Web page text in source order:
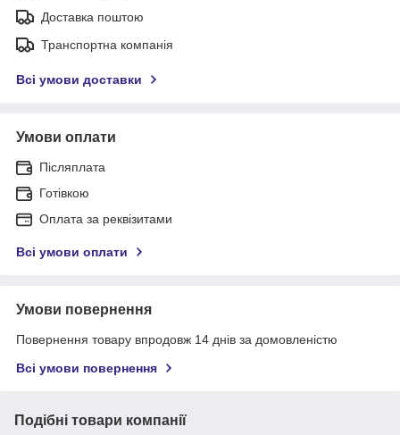
Доставка поштою
Транспортна компанія
Всі умови доставки
Умови оплати
Післяплата
Готівкою
Оплата за реквізитами
Всі умови оплати
Умови повернення
Повернення товару впродовж 14 днів за домовленістю
Всі умови повернення
Подібні товари компанії